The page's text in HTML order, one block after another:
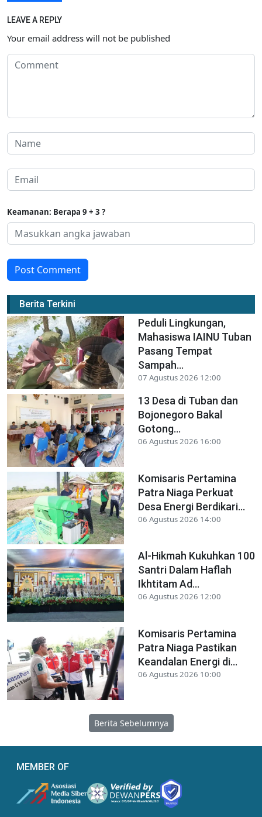
LEAVE A REPLY
Your email address will not be published
Keamanan: Berapa 9 + 3 ?
Post Comment
Berita Terkini
Peduli Lingkungan,
Mahasiswa IAINU Tuban
Pasang Tempat
Sampah...
07 Agustus 2026 12:00
13 Desa di Tuban dan
Bojonegoro Bakal
Gotong...
06 Agustus 2026 16:00
Komisaris Pertamina
Patra Niaga Perkuat
Desa Energi Berdikari...
06 Agustus 2026 14:00
Al-Hikmah Kukuhkan 100
Santri Dalam Haflah
Ikhtitam Ad...
06 Agustus 2026 12:00
Komisaris Pertamina
Patra Niaga Pastikan
Keandalan Energi di...
06 Agustus 2026 10:00
Berita Sebelumnya
MEMBER OF